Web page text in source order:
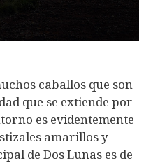
caballos que son
que se extiende por
es evidentemente
amarillos y
de Dos Lunas es de